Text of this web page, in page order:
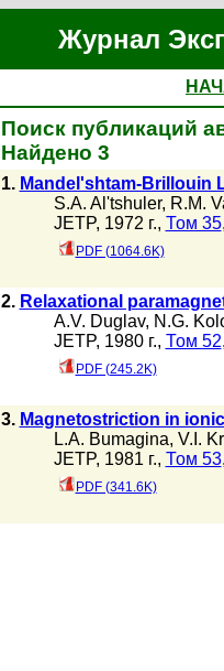
Журнал
Поиск публикаций
Найдено 3
1. Mandel'shtam-Brillouin
S.A. Al'tshuler, R.M.
JETP, 1972 г., Том 35,
PDF (1064.6K)
2. Relaxational
A.V. Duglav, N.G.
JETP, 1980 г., Том 52,
PDF (245.2K)
3. Magnetostriction in
L.A. Bumagina, V.I.
JETP, 1981 г., Том 53,
PDF (341.6K)